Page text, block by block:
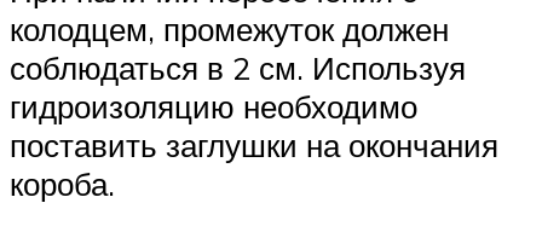
колодцем, промежуток должен
соблюдаться в 2 см. Используя
гидроизоляцию необходимо
поставить заглушки на окончания
короба.